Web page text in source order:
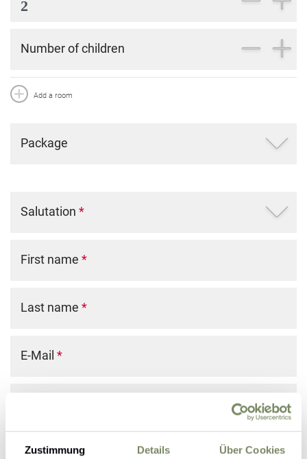
Zustimmung Details Über Cookies
Number of children
Add a room
Package
Salutation *
First name *
Last name *
E-Mail *
Street